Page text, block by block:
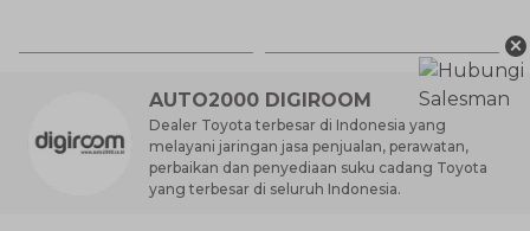
AUTO2000 DIGIROOM
Dealer Toyota terbesar di Indonesia yang
melayani jaringan jasa penjualan, perawatan,
perbaikan dan penyediaan suku cadang Toyota
yang terbesar di seluruh Indonesia.
×